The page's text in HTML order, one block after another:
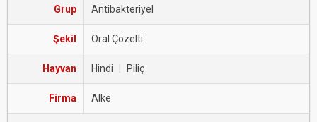
Grup Antibakteriyel
Şekil Oral Çözelti
Hayvan Hindi Piliç
Firma Alke